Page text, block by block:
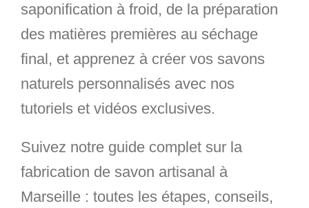
saponification à froid, de la préparation
des matières premières au séchage
final, et apprenez à créer vos savons
naturels personnalisés avec nos
tutoriels et vidéos exclusives.
Suivez notre guide complet sur la
fabrication de savon artisanal à
Marseille: toutes les étapes, conseils,